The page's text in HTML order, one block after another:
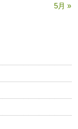
5月 »